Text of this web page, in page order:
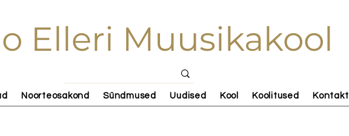
Elleri Muusikakool
Noorteosakond Sündmused Uudised Kool Koolitused Kontakt